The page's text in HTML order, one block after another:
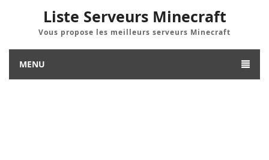
Liste Serveurs Minecraft
Vous propose les meilleurs serveurs Minecraft
MENU